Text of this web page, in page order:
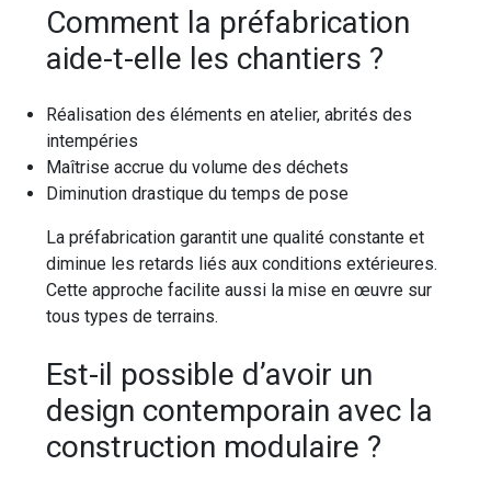
Comment la préfabrication
aide-t-elle les chantiers ?
Réalisation des éléments en atelier, abrités des
intempéries
Maîtrise accrue du volume des déchets
Diminution drastique du temps de pose
La préfabrication garantit une qualité constante et
diminue les retards liés aux conditions extérieures.
Cette approche facilite aussi la mise en œuvre sur
tous types de terrains.
Est-il possible d’avoir un
design contemporain avec la
construction modulaire ?